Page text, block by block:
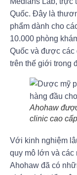
Quốc. Đây là
phẩm dành cho
10.000 phòng
Quốc và được các
trên thế giới trong
Ahohaw
clinic cao cấp
Với kinh nghiệm
quy mô lớn và các
Ahohaw đã có